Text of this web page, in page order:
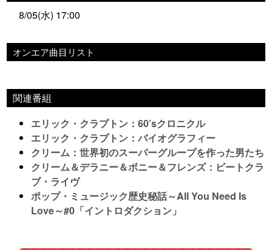
8/05(水) 17:00
オンエア曲目リスト
関連番組
エリック・クラプトン：60’sクロニクル
エリック・クラプトン：バイオグラフィー
クリーム：世界初のスーパーグループを作った男たち
クリーム＆デラニー＆ボニー＆フレンズ：ビートクラ
ブ・ライヴ
ポップ・ミュージック歴史秘話～All You Need Is
Love～#0「イントロダクション」